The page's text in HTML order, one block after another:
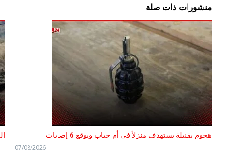
منشورات ذات صلة
هجوم بقنبلة يستهدف منزلاً في أم جباب ويوقع 6 إصابات
07/08/2026